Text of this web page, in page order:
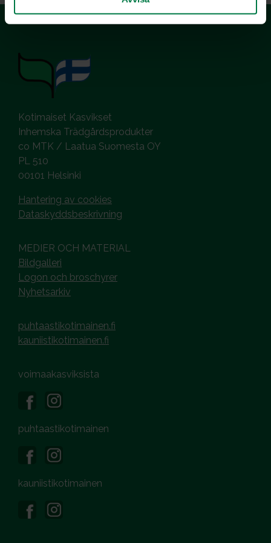
Kotimaiset Kasvikset
Inhemska Trädgårdsprodukter
co MTK / Laatua Suomesta OY
PL 510
00101 Helsinki
Hantering av cookies
Dataskyddsbeskrivning
MEDIER OCH MATERIAL
Bildgalleri
Logon och broschyrer
Nyhetsarkiv
puhtaastikotimainen.fi
kauniistikotimainen.fi
voimaakasviksista
puhtaastikotimainen
kauniistikotimainen